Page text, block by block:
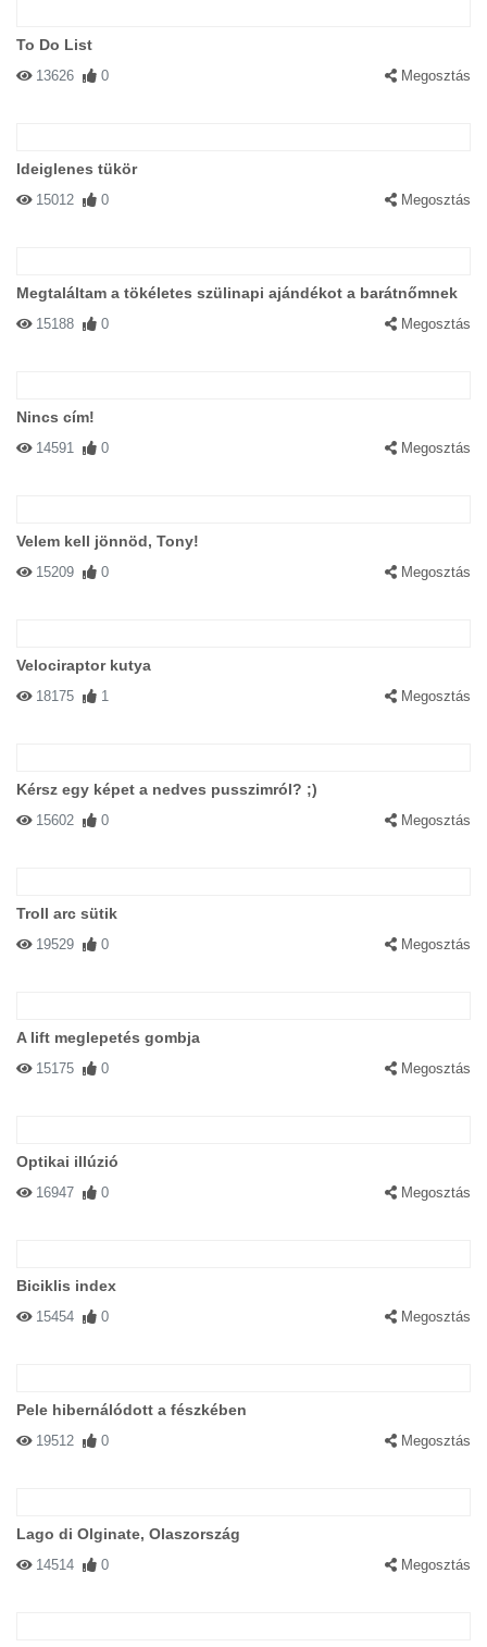
To Do List
13626 0 Megosztás
Ideiglenes tükör
15012 0 Megosztás
Megtaláltam a tökéletes szülinapi ajándékot a barátnőmnek
15188 0 Megosztás
Nincs cím!
14591 0 Megosztás
Velem kell jönnöd, Tony!
15209 0 Megosztás
Velociraptor kutya
18175 1 Megosztás
Kérsz egy képet a nedves pusszimról? ;)
15602 0 Megosztás
Troll arc sütik
19529 0 Megosztás
A lift meglepetés gombja
15175 0 Megosztás
Optikai illúzió
16947 0 Megosztás
Biciklis index
15454 0 Megosztás
Pele hibernálódott a fészkében
19512 0 Megosztás
Lago di Olginate, Olaszország
14514 0 Megosztás